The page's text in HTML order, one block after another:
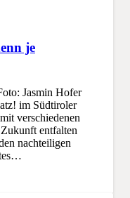
je
Jasmin Hofer
im Südtiroler
verschiedenen
entfalten
nachteiligen